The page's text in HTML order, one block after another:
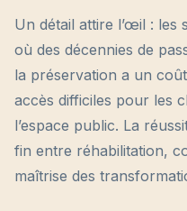
Un détail attire l’œil : les
où des décennies de
la préservation a un
accès difficiles pour les
l’espace public. La
fin entre réhabilitation,
maîtrise des